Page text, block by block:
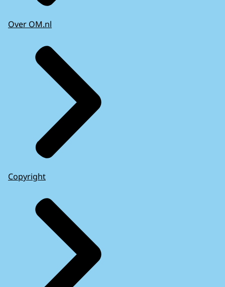
Over OM.nl
Copyright